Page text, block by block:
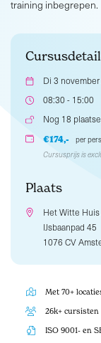
training inbegrepen.
Di 3
08:30 - 15:00
Nog 18
€174,-
per
Cursusprijs is
Plaats
Het Witte
IJsbaanpad 45
1076 CV
Met 70+
26k+
ISO 9001- en